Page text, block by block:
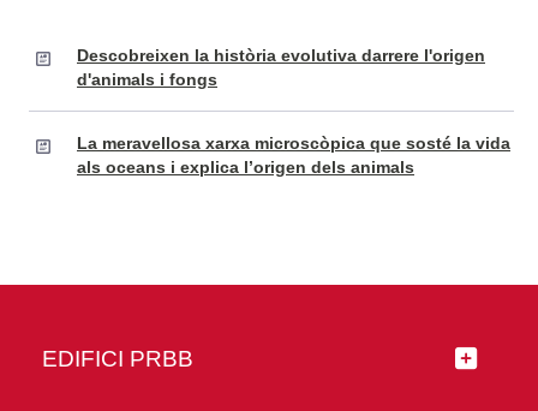
Descobreixen la història evolutiva darrere l'origen
d'animals i fongs
La meravellosa xarxa microscòpica que sosté la vida
als oceans i explica l’origen dels animals
EDIFICI PRBB